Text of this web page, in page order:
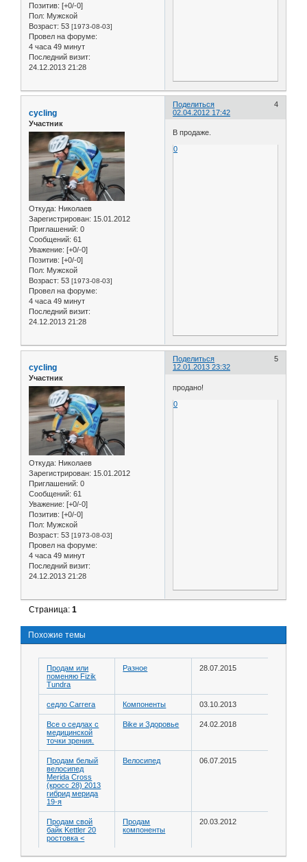
Позитив: [+0/-0]
Пол: Мужской
Возраст: 53 [1973-08-03]
Провел на форуме:
4 часа 49 минут
Последний визит:
24.12.2013 21:28
Поделиться
4
02.04.2012 17:42
cycling
Участник
Откуда: Николаев
Зарегистрирован: 15.01.2012
Приглашений: 0
Сообщений: 61
Уважение: [+0/-0]
Позитив: [+0/-0]
Пол: Мужской
Возраст: 53 [1973-08-03]
Провел на форуме:
4 часа 49 минут
Последний визит:
24.12.2013 21:28
В продаже.
0
Поделиться
5
12.01.2013 23:32
cycling
Участник
Откуда: Николаев
Зарегистрирован: 15.01.2012
Приглашений: 0
Сообщений: 61
Уважение: [+0/-0]
Позитив: [+0/-0]
Пол: Мужской
Возраст: 53 [1973-08-03]
Провел на форуме:
4 часа 49 минут
Последний визит:
24.12.2013 21:28
продано!
0
Страница:1
Похожие темы
Продам или
поменяю Fizik
Tundra
Разное 28.07.2015
седло Carrera Компоненты 03.10.2013
Все о седлах с
медицинской
точки зрения.
Bike и Здоровье 24.02.2018
Продам белый
велосипед
Merida Cross
(кросс 28) 2013
гибрид мерида
19-я
Велосипед 06.07.2015
Продам свой
байк Kettler 20
ростовка <
Продам
компоненты
20.03.2012